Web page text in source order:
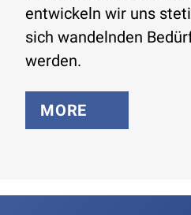
entwickeln wir uns
sich wandelnden
werden.
MORE